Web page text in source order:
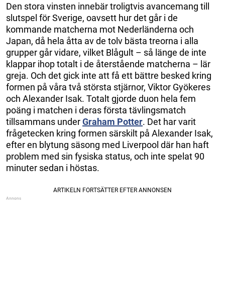
Den stora vinsten innebär troligtvis avancemang till
slutspel för Sverige, oavsett hur det går i de
kommande matcherna mot Nederländerna och
Japan, då hela åtta av de tolv bästa treorna i alla
grupper går vidare, vilket Blågult – så länge de inte
klappar ihop totalt i de återstående matcherna – lär
greja. Och det gick inte att få ett bättre besked kring
formen på våra två största stjärnor, Viktor Gyökeres
och Alexander Isak. Totalt gjorde duon hela fem
poäng i matchen i deras första tävlingsmatch
tillsammans underGraham Potter. Det har varit
frågetecken kring formen särskilt på Alexander Isak,
efter en blytung säsong med Liverpool där han haft
problem med sin fysiska status, och inte spelat 90
minuter sedan i höstas.